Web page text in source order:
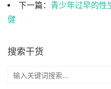
下一篇： 青少年过早的性
健
搜索干货